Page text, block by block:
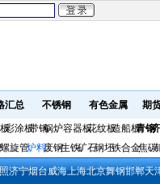
汇总 不锈钢 有色金属 期
彩涂板带钢锅炉容器板花纹板造船板青钢
螺旋管炉料废钢生铁矿石钢坯铁合金焦碳
济宁烟台威海上海北京舞钢邯郸天